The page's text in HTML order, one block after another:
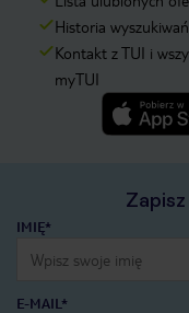
Historia
Kontakt z TUI i
myTUI
IMIĘ*
E-MAIL*